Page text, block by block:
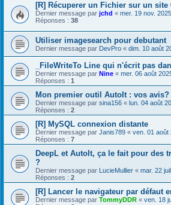
[R] Récuperer un Fichier sur un site
Dernier message par jchd « mer. 19 nov.
Réponses : 38
Utiliser imagesearch pour debutant
Dernier message par DevPro « dim. 10 août
_FileWriteTo Line qui n'écrit pas
Dernier message par Nine « mer. 06 août
Réponses : 1
Mon premier outil AutoIt : vos avis?
Dernier message par sina156 « lun. 04 août
Réponses : 2
[R] MySQL connexion distante
Dernier message par Janis789 « ven. 01 août
Réponses : 7
DeepL et AutoIt, ça le fait pour des
?
Dernier message par LucieMullier « mar. 22
Réponses : 2
[R] Lancer le navigateur par défaut
Dernier message par TommyDDR « ven. 18